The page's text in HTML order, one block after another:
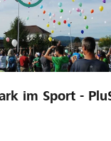
im Sport -